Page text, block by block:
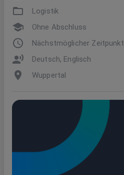
Logistik
Ohne Abschluss
Nächstmöglicher Zeitpunkt
Deutsch, Englisch
Wuppertal